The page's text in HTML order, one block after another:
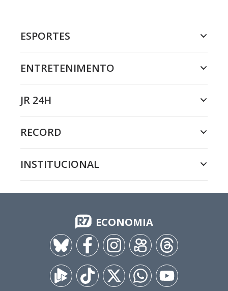
ESPORTES
ENTRETENIMENTO
JR 24H
RECORD
INSTITUCIONAL
ECONOMIA